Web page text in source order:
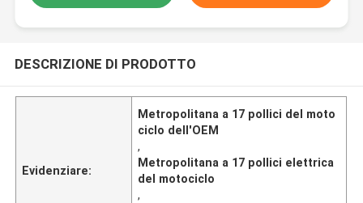
DESCRIZIONE DI PRODOTTO
Evidenziare:
Metropolitana a 17 pollici del moto
ciclo dell'OEM
,
Metropolitana a 17 pollici elettrica
del motociclo
,